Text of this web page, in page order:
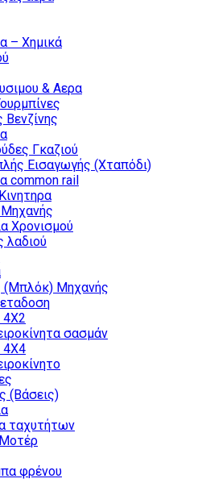
– Χημικά
& Αερα
Βενζίνης
Γκαζιού
Εισαγωγής (Χταπόδι)
common rail
Μηχανής
Χρονισμού
λαδιού
(Μπλόκ) Μηχανής
4Χ2
σασμάν
4Χ4
(Βάσεις)
ταχυτήτων
φρένου